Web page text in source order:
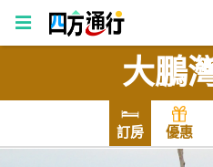
行
大鵬
訂房 優惠